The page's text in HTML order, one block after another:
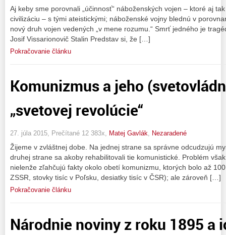
Aj keby sme porovnali „účinnosť“ náboženských vojen – ktoré aj
civilizáciu – s tými ateistickými; náboženské vojny blednú v
nový druh vojen vedených „v mene rozumu.“ Smrť jedného je
Josif Vissarionovič Stalin Predstav si, že […]
Pokračovanie článku
Komunizmus a jeho
„svetovej revolúcie“
27. júla 2015, Prečítané 12 383x, Matej Gavlák Nezaradené
Žijeme v zvláštnej dobe. Na jednej strane sa správne odcudzujú
druhej strane sa akoby rehabilitovali tie komunistické. Problém
nielenže zľahčujú fakty okolo obetí komunizmu, ktorých bolo až
ZSSR, stovky tisíc v Poľsku, desiatky tisíc v ČSR); ale zároveň […]
Pokračovanie článku
Národnie noviny z roku 1895 a